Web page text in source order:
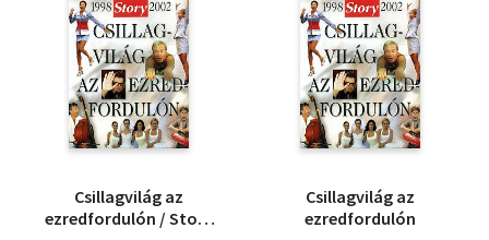
Természettudomány
Történelem
Vallás
Csillagvilág az
ezredfordulón / Story
Csillagvilág az
ezredfordulón